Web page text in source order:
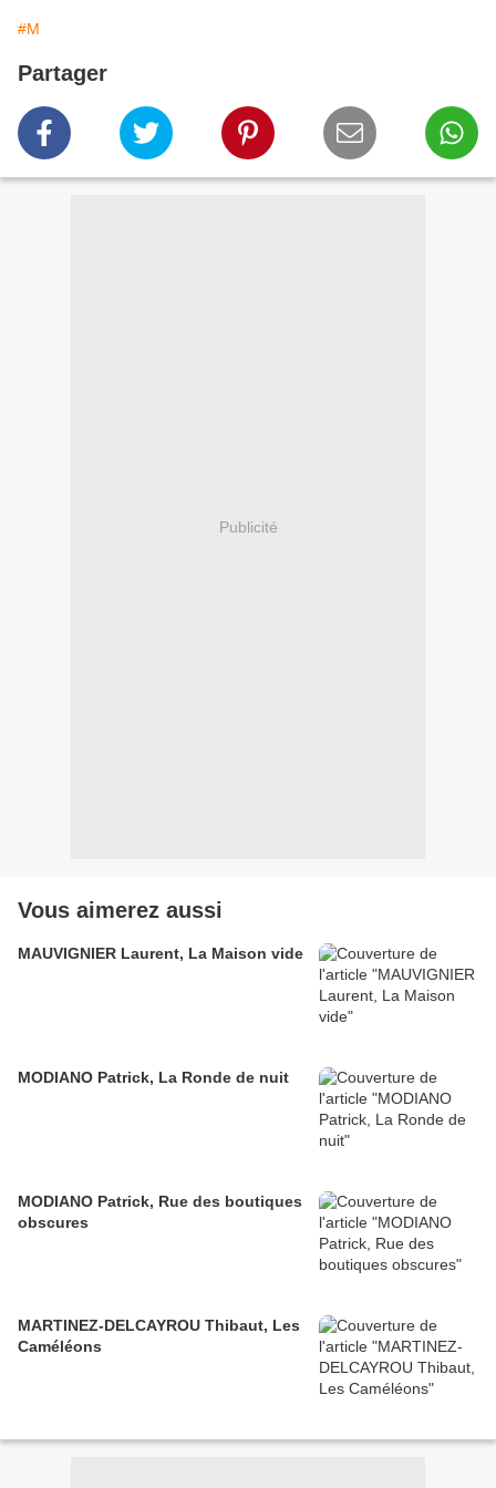
#M
Partager
Publicité
Vous aimerez aussi
MAUVIGNIER Laurent, La Maison vide
MODIANO Patrick, La Ronde de nuit
MODIANO Patrick, Rue des boutiques
obscures
MARTINEZ-DELCAYROU Thibaut, Les
Caméléons